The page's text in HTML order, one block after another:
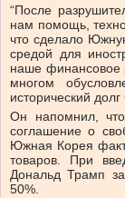
“После
нам помощь,
что сделало
средой для
наше финансовое
многом
исторический
Он напомнил,
соглашение о
Южная Корея
товаров. При
Дональд Трамп
50%.